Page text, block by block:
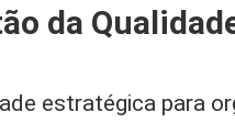
da
estratégica para